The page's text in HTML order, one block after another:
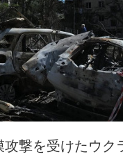
撃を受けたウク